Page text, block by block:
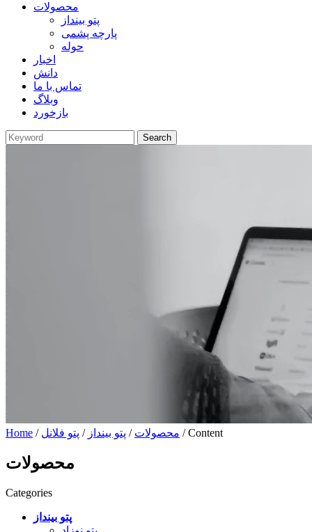
محصولات
پتو بینداز
پارچه پشمی
حوله
اخبار
دانش
تماس با ما
وبلاگ
بازخورد
Home / محصولات / پتو بینداز / پتو فلانل / Content
محصولات
Categories
پتو بینداز